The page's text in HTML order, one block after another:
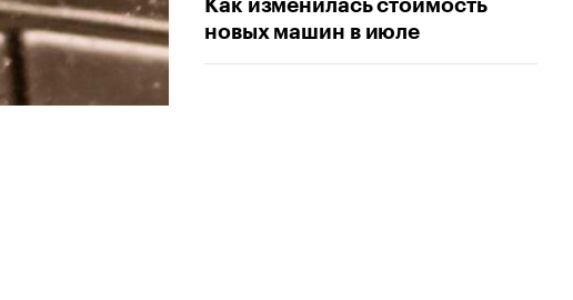
Как изменилась стоимость
новых машин в июле